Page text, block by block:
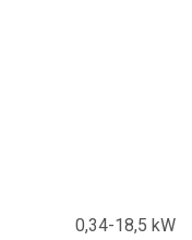
0,34-18,5 kW